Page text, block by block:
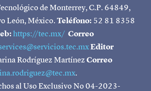
de Monterrey, C.P. 64849,
León, México.Teléfono: 52 81 8358
https://tec.mx/ Correo
Editor
Rodríguez MartínezCorreo
.
al Uso Exclusivo No 04-2023-